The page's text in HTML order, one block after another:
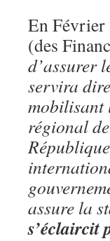
En Février
(des
d’assurer
servira
mobilisant
régional
assure la
s’éclaircit